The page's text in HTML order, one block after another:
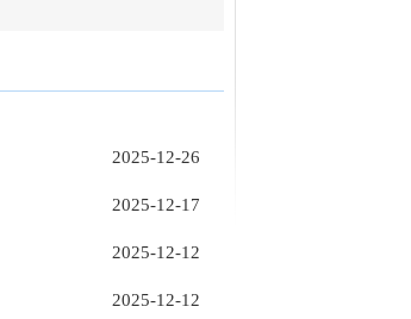
2025-12-26
2025-12-17
2025-12-12
2025-12-12